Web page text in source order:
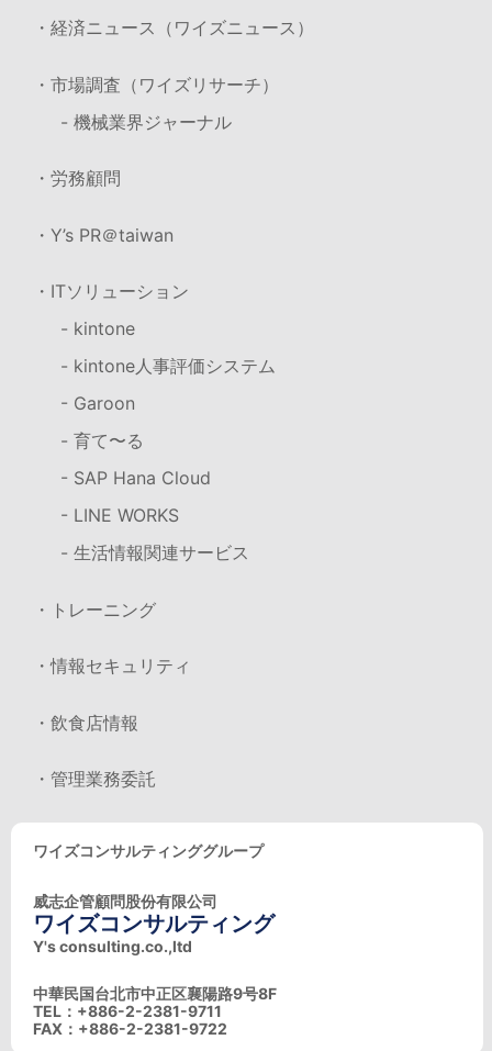
・経済ニュース（ワイズニュース）
・市場調査（ワイズリサーチ）
- 機械業界ジャーナル
・労務顧問
・Y’s PR＠taiwan
・ITソリューション
- kintone
- kintone人事評価システム
- Garoon
- 育て〜る
- SAP Hana Cloud
- LINE WORKS
- 生活情報関連サービス
・トレーニング
・情報セキュリティ
・飲食店情報
・管理業務委託
ワイズコンサルティンググループ
威志企管顧問股份有限公司
ワイズコンサルティング
Y's consulting.co.,ltd
中華民国台北市中正区襄陽路9号8F
TEL：+886-2-2381-9711
FAX：+886-2-2381-9722